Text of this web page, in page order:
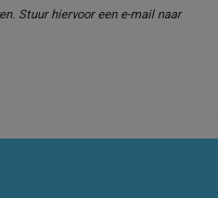
Stuur hiervoor een e-mail naar